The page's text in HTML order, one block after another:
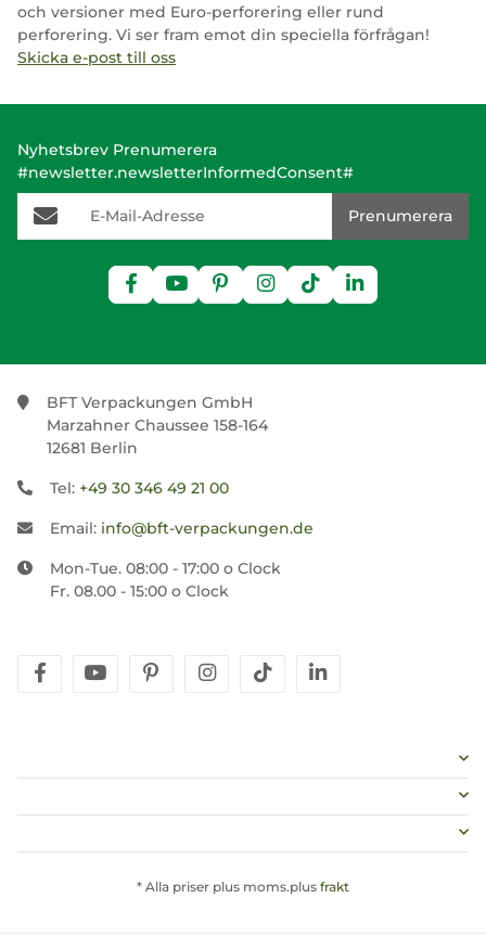
och versioner med Euro-perforering eller rund
perforering. Vi ser fram emot din speciella förfrågan!
Skicka e-post till oss
Nyhetsbrev Prenumerera
#newsletter.newsletterInformedConsent#
E-Mail-Adresse
Prenumerera
BFT Verpackungen GmbH
Marzahner Chaussee 158-164
12681 Berlin
Tel: +49 30 346 49 21 00
Email: info@bft-verpackungen.de
Mon-Tue. 08:00 - 17:00 o Clock
Fr. 08.00 - 15:00 o Clock
facebookyoutubepinterestinstagram
tiktok
* Alla priser plus moms.plus frakt